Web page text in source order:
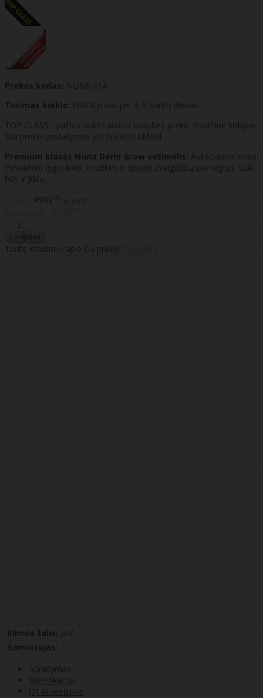
Prekės kodas: NUNA-01A
Turimas kiekis: Pristatymas per 5-9 darbo dienas
TOP CLASS - pačios aukščiausios kokybės prekė. Išskirtinė kokybė.
Šiai prekei pristatymas yra NEMOKAMAS!
Premium klasės Nuna Demi Grow vežimėlis. Aukščiausia klasė.
Pasaulinio lygio kino, muzikos ir sporto žvaigždžių pamėgtas. Gali
būti ir Jūsų.
€99900 su PVM
Turite klausimų apie šią prekę?
Kilmės šalis: JAV
Gamintojas:
Aprašymas
Specifikacija
(0) Atsiliepimai